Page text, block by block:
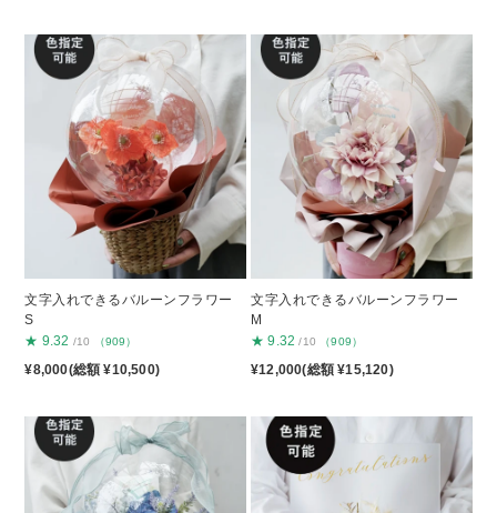
文字入れできるバルーンフラワー
S
★ 9.32 /10 （909）
¥8,000(総額 ¥10,500)
文字入れできるバルーンフラワー
M
★ 9.32 /10 （909）
¥12,000(総額 ¥15,120)